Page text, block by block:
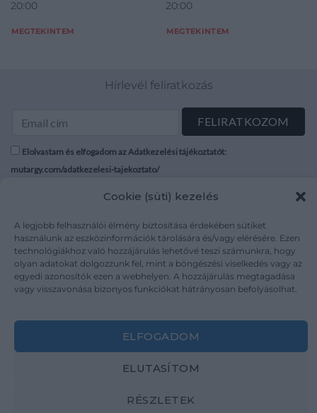
Cookie (süti) kezelés
A legjobb felhasználói élmény biztosítása érdekében sütiket
használunk az eszközinformációk tárolására és/vagy elérésére. Ezen
technológiákhoz való hozzájárulás lehetővé teszi számunkra, hogy
olyan adatokat dolgozzunk fel, mint a böngészési viselkedés vagy az
egyedi azonosítók ezen a webhelyen. A hozzájárulás megtagadása
vagy visszavonása bizonyos funkciókat hátrányosan befolyásolhat.
ELFOGADOM
ELUTASÍTOM
RÉSZLETEK
20:00
MEGTEKINTEM
20:00
MEGTEKINTEM
Hírlevél feliratkozás
Elolvastam és elfogadom az Adatkezelési tájékoztatót:
mutargy.com/adatkezelesi-tajekoztato/
Médiaajánlat
Karrier
Kapcsolat
Áraink
ÁSZF
Adatvédelem
Impresszum